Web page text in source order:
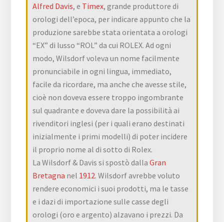
Alfred Davis, e Timex, grande produttore di
orologi dell’epoca, per indicare appunto che la
produzione sarebbe stata orientata a orologi
“EX” di lusso “ROL” da cui ROLEX. Ad ogni
modo, Wilsdorf voleva un nome facilmente
pronunciabile in ogni lingua, immediato,
facile da ricordare, ma anche che avesse stile,
cioè non doveva essere troppo ingombrante
sul quadrante e doveva dare la possibilità ai
rivenditori inglesi (per i quali erano destinati
inizialmente i primi modelli) di poter incidere
il proprio nome al di sotto di Rolex.
La Wilsdorf & Davis si spostò dallaGran
Bretagna nel 1912. Wilsdorf avrebbe voluto
rendere economici i suoi prodotti, ma le tasse
e i dazi di importazione sulle casse degli
orologi (oro e argento) alzavano i prezzi. Da